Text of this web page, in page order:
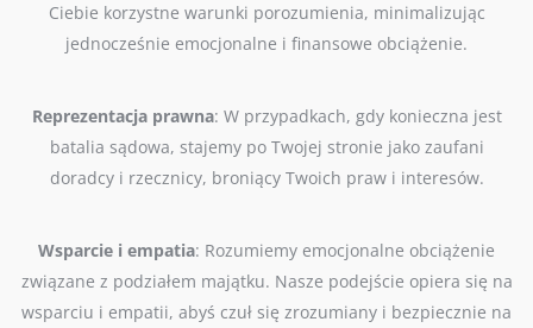
Ciebie korzystne warunki porozumienia, minimalizując
jednocześnie emocjonalne i finansowe obciążenie.
Reprezentacja prawna: W przypadkach, gdy konieczna jest
batalia sądowa, stajemy po Twojej stronie jako zaufani
doradcy i rzecznicy, broniący Twoich praw i interesów.
Wsparcie i empatia: Rozumiemy emocjonalne obciążenie
związane z podziałem majątku. Nasze podejście opiera się na
wsparciu i empatii, abyś czuł się zrozumiany i bezpiecznie na